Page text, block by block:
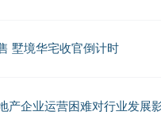
墅境华宅收官倒计时
产企业运营困难对行业发展